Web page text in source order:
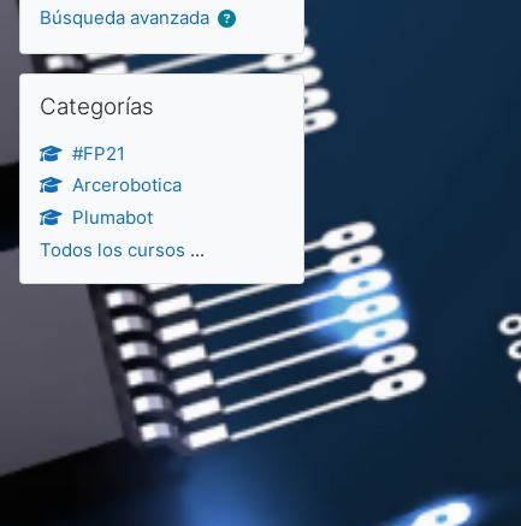
Búsqueda avanzada
Salta Categorías
Categorías
#FP21
Arcerobotica
Plumabot
Todos los cursos ...